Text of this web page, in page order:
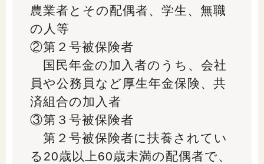
農業者とその配偶者、学生、無職
の人等
②第２号被保険者
国民年金の加入者のうち、会社
員や公務員など厚生年金保険、共
済組合の加入者
③第３号被保険者
第２号被保険者に扶養されてい
る20歳以上60歳未満の配偶者で、